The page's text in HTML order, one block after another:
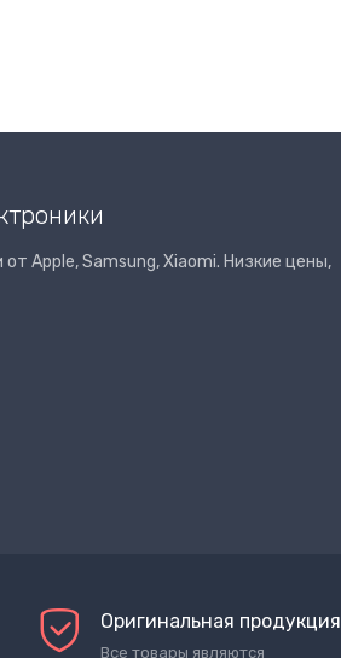
Apple, Samsung, Xiaomi. Низкие цены,
Оригинальная продукция
Все товары являются